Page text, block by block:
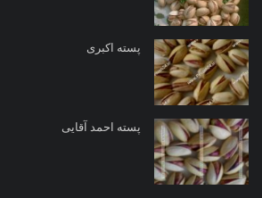
پسته اکبری
پسته احمد آقایی